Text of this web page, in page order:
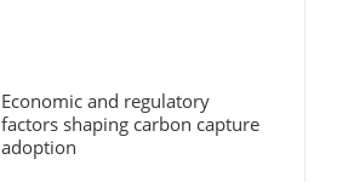
Economic and regulatory
factors shaping carbon capture
adoption